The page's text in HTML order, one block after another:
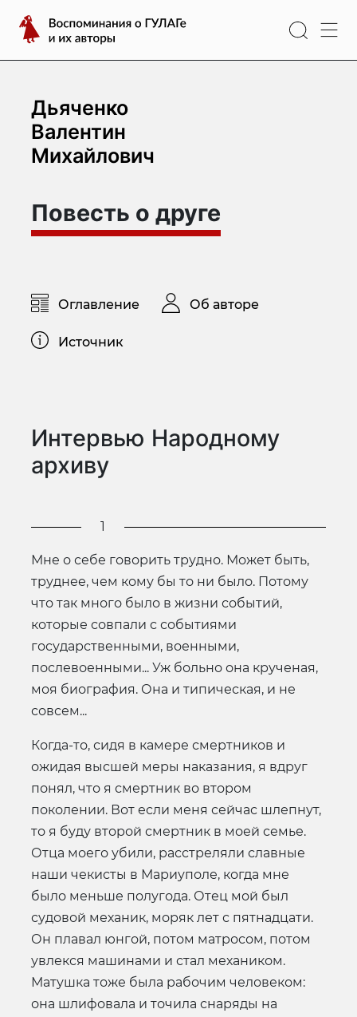
содержимому
Воспоминания
о
ГУЛАГе
авторы
Дьяченко
Валентин
Михайлович
Повесть о друге
Оглавление Об авторе
Источник
Интервью Народному
архиву
1
Мне о себе говорить трудно. Может быть,
труднее, чем кому бы то ни было. Потому
что так много было в жизни событий,
которые совпали с событиями
государственными, военными,
послевоенными... Уж больно она крученая,
моя биография. Она и типическая, и не
совсем...
Когда-то, сидя в камере смертников и
ожидая высшей меры наказания, я вдруг
понял, что я смертник во втором
поколении. Вот если меня сейчас шлепнут,
то я буду второй смертник в моей семье.
Отца моего убили, расстреляли славные
наши чекисты в Мариуполе, когда мне
было меньше полугода. Отец мой был
судовой механик, моряк лет с пятнадцати.
Он плавал юнгой, потом матросом, потом
увлекся машинами и стал механиком.
Матушка тоже была рабочим человеком:
она шлифовала и точила снаряды на